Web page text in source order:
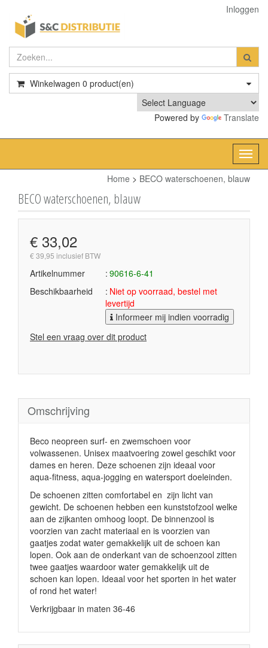
Inloggen
Winkelwagen 0 product(en)
Powered by Translate
Home > BECO waterschoenen, blauw
BECO waterschoenen, blauw
€ 33,02
€ 39,95 inclusief BTW
Artikelnummer
90616-6-41
Beschikbaarheid
Niet op voorraad, bestel met
levertijd
Informeer mij indien voorradig
Stel een vraag over dit product
Omschrijving
Beco neopreen surf- en zwemschoen voor
volwassenen. Unisex maatvoering zowel geschikt voor
dames en heren. Deze schoenen zijn ideaal voor
aqua-fitness, aqua-jogging en watersport doeleinden.
De schoenen zitten comfortabel en zijn licht van
gewicht. De schoenen hebben een kunststofzool welke
aan de zijkanten omhoog loopt. De binnenzool is
voorzien van zacht materiaal en is voorzien van
gaatjes zodat water gemakkelijk uit de schoen kan
lopen. Ook aan de onderkant van de schoenzool zitten
twee gaatjes waardoor water gemakkelijk uit de
schoen kan lopen. Ideaal voor het sporten in het water
of rond het water!
Verkrijgbaar in maten 36-46